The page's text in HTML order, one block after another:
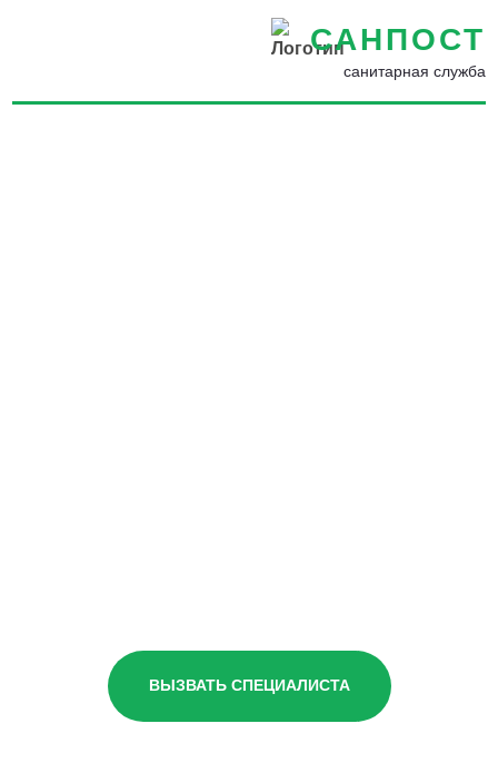
САНПОСТ
санитарная служба
ВЫЗВАТЬ СПЕЦИАЛИСТА